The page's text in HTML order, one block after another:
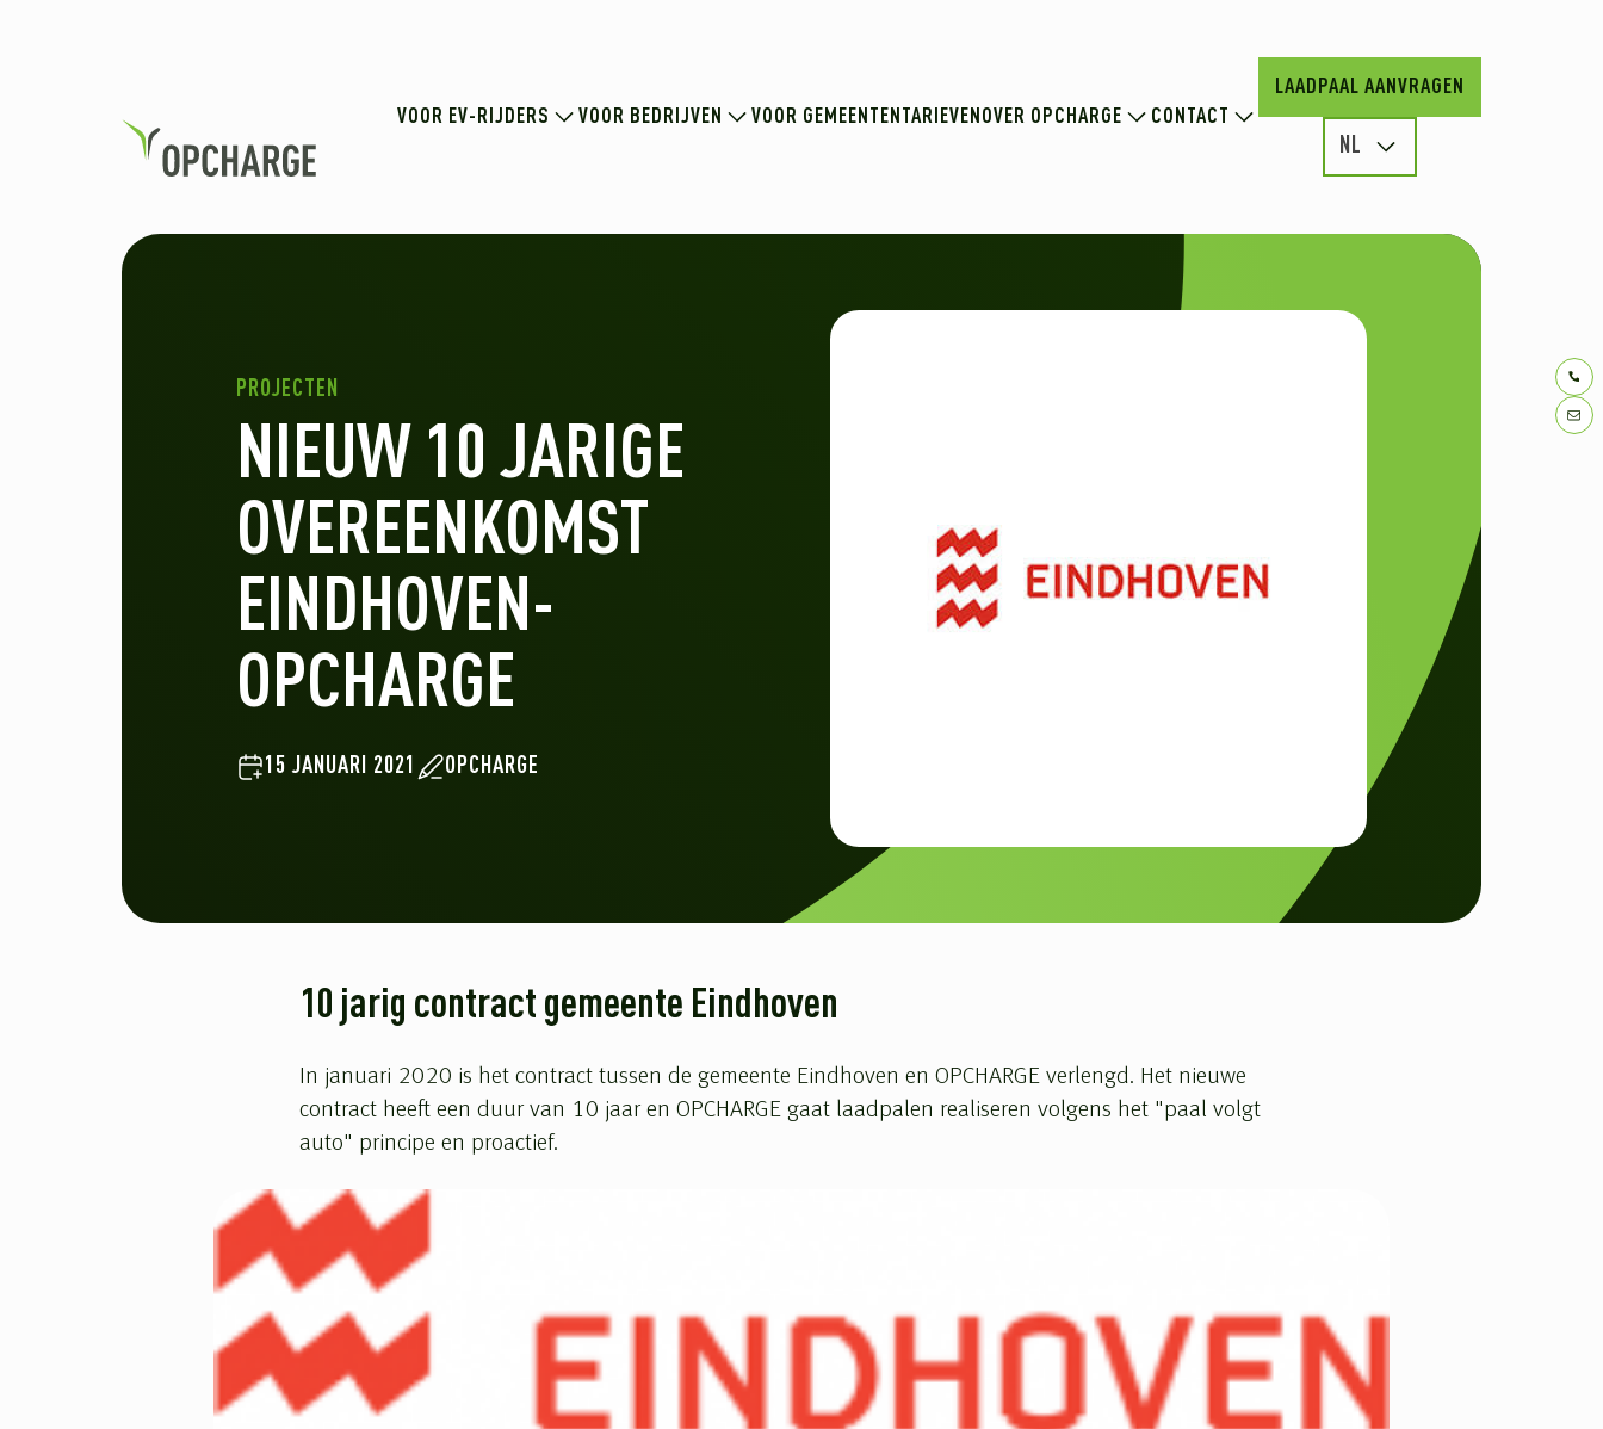
VOOR EV-RIJDERS VOOR BEDRIJVEN VOOR GEMEENTEN TARIEVEN OVER OPCHARGE CONTACT
LAADPAAL AANVRAGEN
NL
PROJECTEN
NIEUW 10 JARIGE
OVEREENKOMST
EINDHOVEN-
OPCHARGE
15 JANUARI 2021 OPCHARGE
10 jarig contract gemeente Eindhoven
In januari 2020 is het contract tussen de gemeente Eindhoven en OPCHARGE verlengd. Het nieuwe
contract heeft een duur van 10 jaar en OPCHARGE gaat laadpalen realiseren volgens het "paal volgt
auto" principe en proactief.